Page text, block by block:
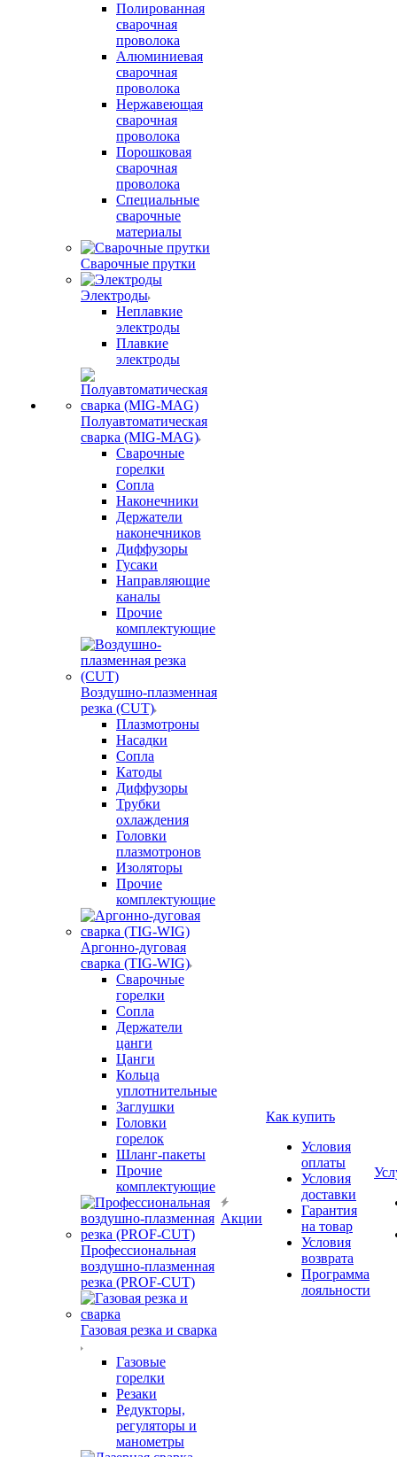
Полированная
сварочная
проволока
Алюминиевая
сварочная
проволока
Нержавеющая
сварочная
проволока
Порошковая
сварочная
проволока
Специальные
сварочные
материалы
Сварочные прутки
Электроды
Неплавкие
электроды
Плавкие
электроды
Полуавтоматическая
сварка (MIG-MAG)
Сварочные
горелки
Сопла
Наконечники
Держатели
наконечников
Диффузоры
Гусаки
Направляющие
каналы
Прочие
комплектующие
Воздушно-плазменная
резка (CUT)
Плазмотроны
Насадки
Сопла
Катоды
Диффузоры
Трубки
охлаждения
Головки
плазмотронов
Изоляторы
Прочие
комплектующие
Аргонно-дуговая
сварка (TIG-WIG)
Сварочные
горелки
Сопла
Держатели
цанги
Цанги
Кольца
уплотнительные
Заглушки
Головки
горелок
Шланг-пакеты
Прочие
комплектующие
Профессиональная
воздушно-плазменная
резка (PROF-CUT)
Газовая резка и сварка
Газовые
горелки
Резаки
Редукторы,
регуляторы и
манометры
Акции
Как купить
Условия
оплаты
Условия
доставки
Гарантия
на товар
Условия
возврата
Программа
лояльности